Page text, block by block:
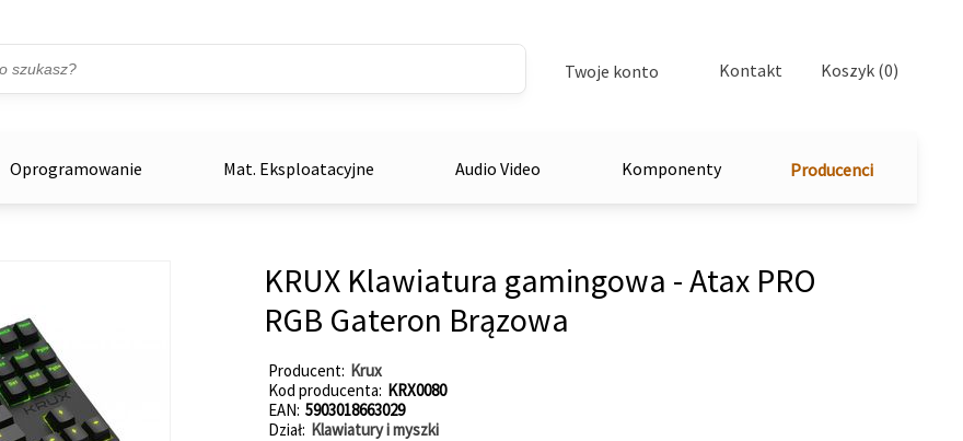
Twoje konto Kontakt Koszyk (0)
Oprogramowanie Mat. Eksploatacyjne Audio Video Komponenty Producenci
KRUX Klawiatura gamingowa - Atax PRO
RGB Gateron Brązowa
Producent Krux
Kod producenta KRX0080
EAN 5903018663029
Dział Klawiatury i myszki